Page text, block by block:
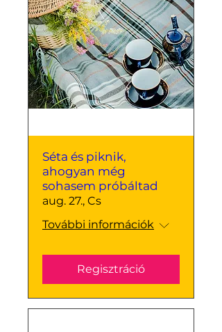
Séta és piknik,
ahogyan még
sohasem próbáltad
aug. 27., Cs
További információk
Regisztráció